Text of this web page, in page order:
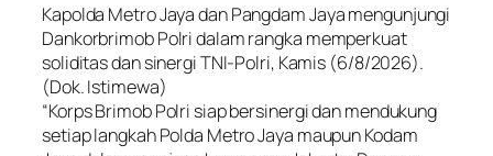
Kapolda Metro Jaya dan Pangdam Jaya mengunjungi
Dankorbrimob Polri dalam rangka memperkuat
soliditas dan sinergi TNI-Polri, Kamis (6/8/2026).
(Dok. Istimewa)
“Korps Brimob Polri siap bersinergi dan mendukung
setiap langkah Polda Metro Jaya maupun Kodam